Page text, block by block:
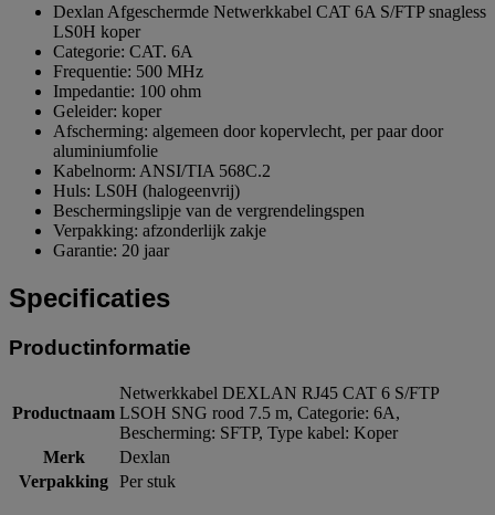
Dexlan Afgeschermde Netwerkkabel CAT 6A S/FTP snagless
LS0H koper
Categorie: CAT. 6A
Frequentie: 500 MHz
Impedantie: 100 ohm
Geleider: koper
Afscherming: algemeen door kopervlecht, per paar door
aluminiumfolie
Kabelnorm: ANSI/TIA 568C.2
Huls: LS0H (halogeenvrij)
Beschermingslipje van de vergrendelingspen
Verpakking: afzonderlijk zakje
Garantie: 20 jaar
Specificaties
Productinformatie
Productnaam
Netwerkkabel DEXLAN RJ45 CAT 6 S/FTP
LSOH SNG rood 7.5 m, Categorie: 6A,
Bescherming: SFTP, Type kabel: Koper
Merk
Dexlan
Verpakking Per stuk